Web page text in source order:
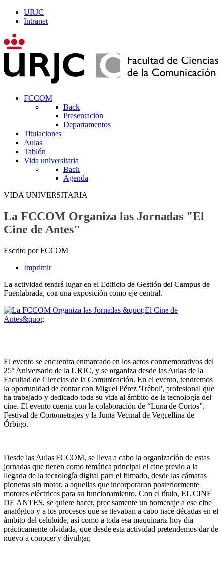
URJC
Intranet
FCCOM
Back
Presentación
Departamentos
Titulaciones
Aulas
Tablón
Vida universitaria
Back
Agenda
VIDA UNIVERSITARIA
La FCCOM Organiza las Jornadas "El
Cine de Antes"
Escrito por FCCOM
Imprimir
La actividad tendrá lugar en el Edificio de Gestión del Campus de
Fuenlabrada, con una exposición como eje central.
El evento se encuentra enmarcado en los actos conmemorativos del
25º Aniversario de la URJC, y se organiza desde las Aulas de la
Facultad de Ciencias de la Comunicación. En el evento, tendremos
la oportunidad de contar con Miguel Pérez 'Trébol', profesional que
ha trabajado y dedicado toda su vida al ámbito de la tecnología del
cine. El evento cuenta con la colaboración de “Luna de Cortos”,
Festival de Cortometrajes y la Junta Vecinal de Veguellina de
Órbigo.
Desde las Aulas FCCOM, se lleva a cabo la organización de estas
jornadas que tienen como temática principal el cine previo a la
llegada de la tecnología digital para el filmado, desde las cámaras
pioneras sin motor, a aquellas que incorporaron posteriormente
motores eléctricos para su funcionamiento. Con el título, EL CINE
DE ANTES, se quiere hacer, precisamente un homenaje a ese cine
analógico y a los procesos que se llevaban a cabo hace décadas en el
ámbito del celuloide, así como a toda esa maquinaria hoy día
prácticamente olvidada, que desde esta actividad pretendemos dar de
nuevo a conocer y divulgar,